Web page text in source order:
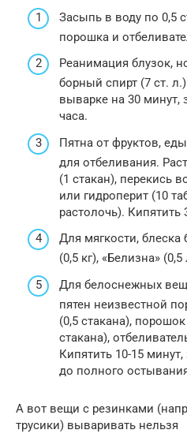
Засыпь в воду по 0,5
порошка и
Реанимация блузок,
борный спирт (7 ст.
выварке на 30 минут,
часа.
Пятна от фруктов,
для отбеливания.
(1 стакан), перекись
или гидроперит (10
растолочь). Кипятить
Для мягкости, блеска
(0,5 кг), «Белизна»
Для белоснежных
пятен неизвестной
(0,5 стакана),
стакана),
Кипятить 10-15
до полного
А вот вещи с резинками
трусики) вываривать нельзя